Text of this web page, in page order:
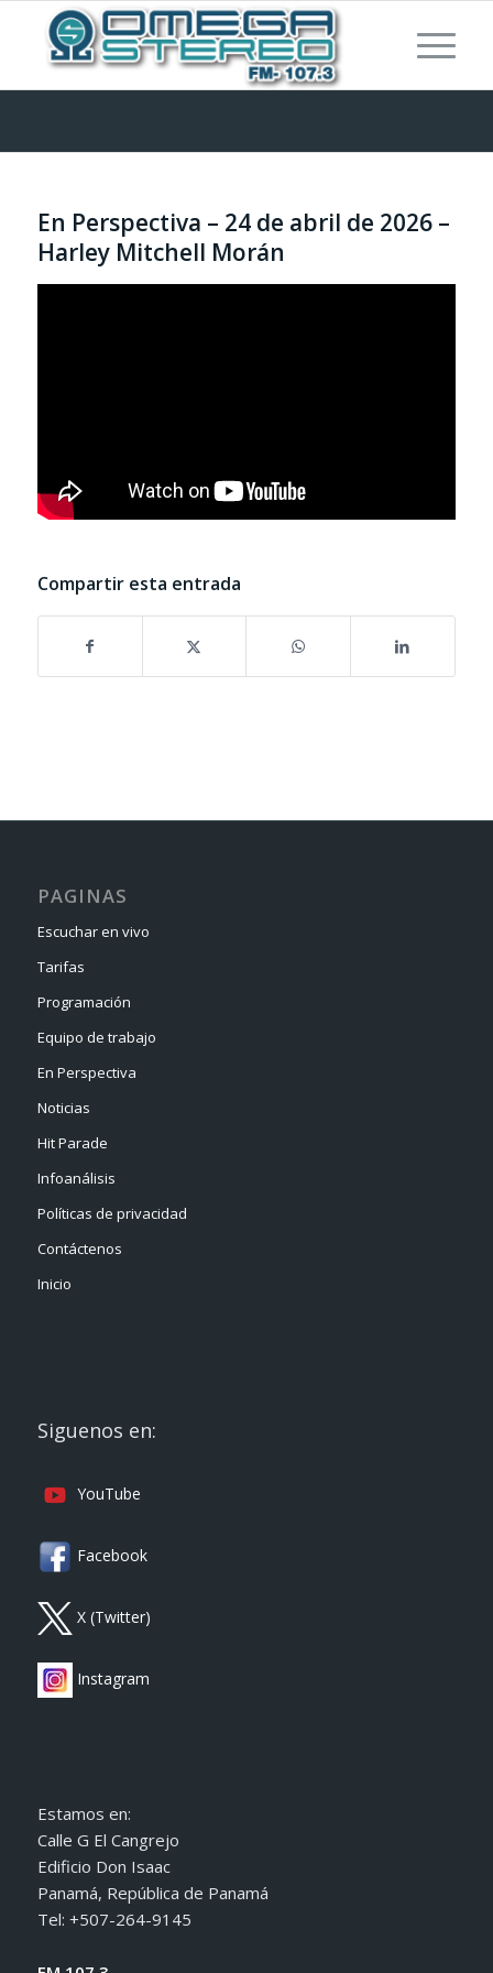
En Perspectiva – 24 de abril de 2026 –
Harley Mitchell Morán
Compartir esta entrada
PAGINAS
Escuchar en vivo
Tarifas
Programación
Equipo de trabajo
En Perspectiva
Noticias
Hit Parade
Infoanálisis
Políticas de privacidad
Contáctenos
Inicio
Siguenos en:
YouTube
Facebook
X (Twitter)
Instagram
Estamos en:
Calle G El Cangrejo
Edificio Don Isaac
Panamá, República de Panamá
Tel: +507-264-9145